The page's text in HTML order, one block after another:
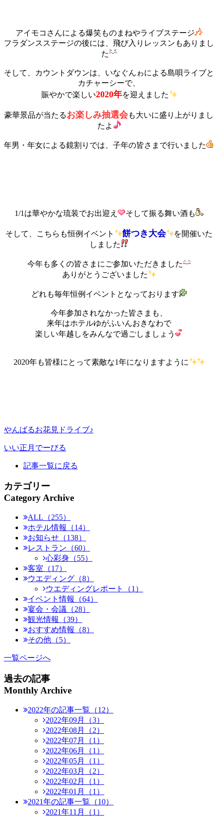
アイモコさんによる爆笑ものまねやライブステージ
フラダンスステージの後には、飛び入りレッスンもありまし
た
そして、カウントダウンは、いなぐんゎによる島唄ライブと
カチャーシーで、
賑やかで楽しい2020年を迎えました
豪華景品が当たるお楽しみ抽選会も大いに盛り上がりまし
たよ
年男・年女による鏡割りでは、子年の皆さまで行いました
1/1は華やかな琉装でお出迎え そして振る舞い酒も
そして、こちらも恒例イベント 餅つき大会
を開催いた
しました
今年も多くの皆さまにご参加いただきました
ありがとうございました
どれも毎年恒例イベントとなっております
今年参加されなかった皆さまも、
来年はホテルゆがふいんおきなわで
楽しい年越しをみんなで過ごしましょう
2020年も皆様にとって素敵な1年になりますように
やんばるお花見ドライブ♪
いい正月でーびる
記事一覧に戻る
カテゴリー
Category Archive
ALL（255）
ホテル情報（14）
お知らせ（138）
レストラン（60）
心彩身（55）
客室（17）
ウエディング（8）
ウエディングレポート（1）
イベント情報（64）
宴会・会議（28）
観光情報（39）
おすすめ情報（8）
その他（5）
一覧ページへ
過去の記事
Monthly Archive
2022年の記事一覧（12）
2022年09月（3）
2022年08月（2）
2022年07月（1）
2022年06月（1）
2022年05月（1）
2022年03月（2）
2022年02月（1）
2022年01月（1）
2021年の記事一覧（10）
2021年11月（1）